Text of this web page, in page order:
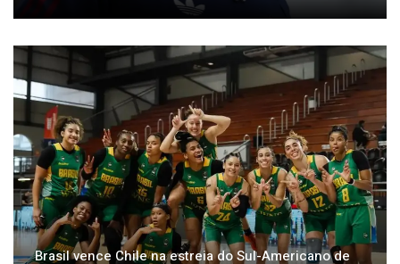
Arsenal fecha acordo com Newcastle
05/08/2026 14:35